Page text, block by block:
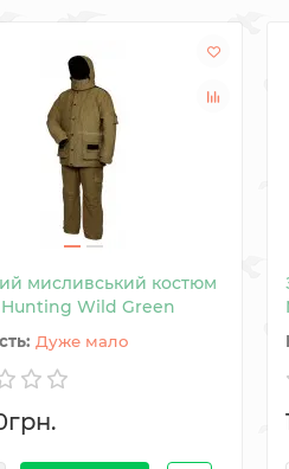
мисливський костюм
Wild Green
Дуже мало